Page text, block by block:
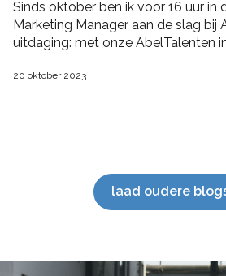
Sinds oktober ben ik voor 16 uur in
Marketing Manager aan de slag bij
uitdaging: met onze AbelTalenten
voornamelijk bezig houden met
20 oktober 2023
laad oudere